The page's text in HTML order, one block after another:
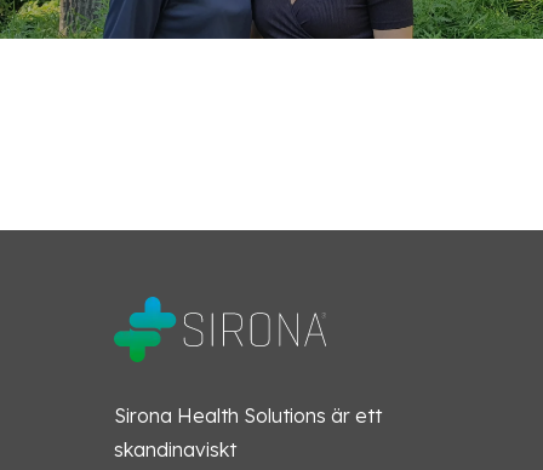
Sirona Health Solutions är ett
skandinaviskt